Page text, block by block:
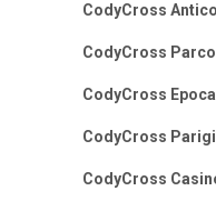
CodyCross
CodyCross
CodyCross
CodyCross Parigi
CodyCross